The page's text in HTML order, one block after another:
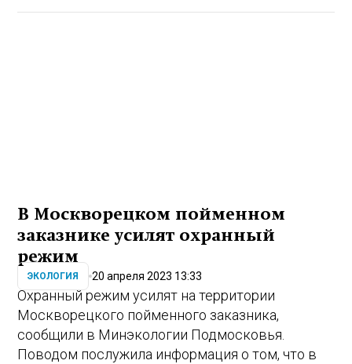
В Москворецком пойменном
заказнике усилят охранный
режим
ЭКОЛОГИЯ 20 апреля 2023 13:33
Охранный режим усилят на территории
Москворецкого пойменного заказника,
сообщили в Минэкологии Подмосковья.
Поводом послужила информация о том, что в